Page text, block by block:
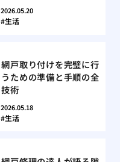
2026.05.20
生活
網戸取り付けを完璧に行
うための準備と手順の全
技術
2026.05.18
生活